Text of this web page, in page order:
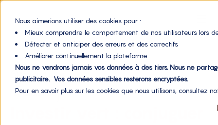
Nous aimerions utiliser des cookies pour :
Mieux comprendre le comportement de nos utilisateurs lors
Détecter et anticiper des erreurs et des correctifs
Améliorer continuellement la plateforme
Nous ne vendrons jamais vos données à des tiers. Nous ne
publicitaire. Vos données sensibles resterons encryptées.
Pour en savoir plus sur les cookies que nous utilisons, consultez
Investissement